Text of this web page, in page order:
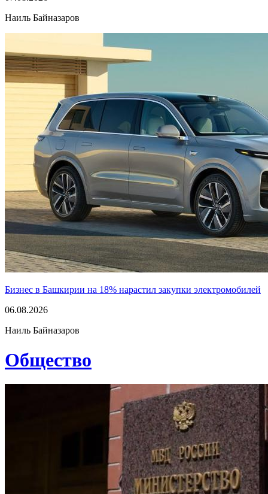
Наиль Байназаров
Бизнес в Башкирии на 18% нарастил закупки электромобилей
06.08.2026
Наиль Байназаров
Общество